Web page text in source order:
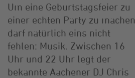
Um eine Geburtstagsfeier zu
einer echten Party zu machen,
darf natürlich eins nicht
fehlen: Musik. Zwischen 16
Uhr und 22 Uhr legt der
bekannte Aachener DJ Chris